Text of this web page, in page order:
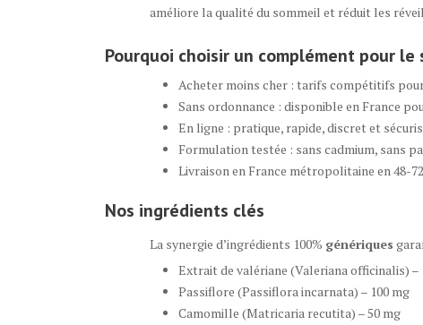
améliore la qualité du sommeil et réduit les
Pourquoi choisir un complément pour le
Acheter moins cher : tarifs compétitifs pour
Sans ordonnance : disponible en France
En ligne : pratique, rapide, discret et
Formulation testée : sans cadmium, sans
Livraison en France métropolitaine en 48-
Nos ingrédients clés
La synergie d’ingrédients 100% génériques
Extrait de valériane (Valeriana officinalis) –
Passiflore (Passiflora incarnata) – 100 mg
Camomille (Matricaria recutita) – 50 mg